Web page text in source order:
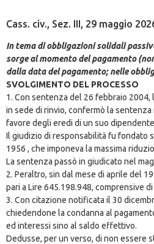
Cass. civ., Sez. III, 29 maggio
In tema di obbligazioni solidali
sorge al momento del pagamento
dalla data del pagamento; nelle
SVOLGIMENTO DEL PROCESSO
1. Con sentenza del 26 febbraio 2004,
in sede di rinvio, confermò la
favore degli eredi di un suo
Il giudizio di responsabilità fu fondato
1956 , che imponeva la massima
La sentenza passò in giudicato nel
2. Peraltro, sin dal mese di aprile del
pari a Lire 645.198.948, comprensive
3. Con citazione notificata il 30
chiedendone la condanna al
ed interessi sino al saldo effettivo.
Dedusse, per un verso, di non essere